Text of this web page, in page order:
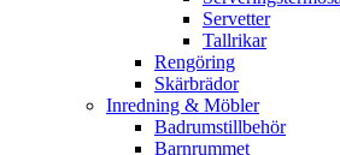
Servetter
Tallrikar
Rengöring
Skärbrädor
Inredning & Möbler
Badrumstillbehör
Barnrummet